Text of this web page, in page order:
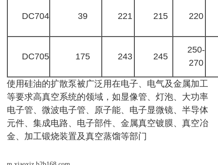
DC704 39 221 215 220
DC705 175 243 245
250-
270
使用硅油的扩散泵被广泛用在电子、电气及金属加工
等要求高真空系统的领域，如显像管、灯泡、大功率
电子管、微波电子管、原子能、电子显微镜、半导体
元件、集成电路、电子部件、金属真空镀膜、真空冶
金、加工锻烧装置及真空蒸馏等部门